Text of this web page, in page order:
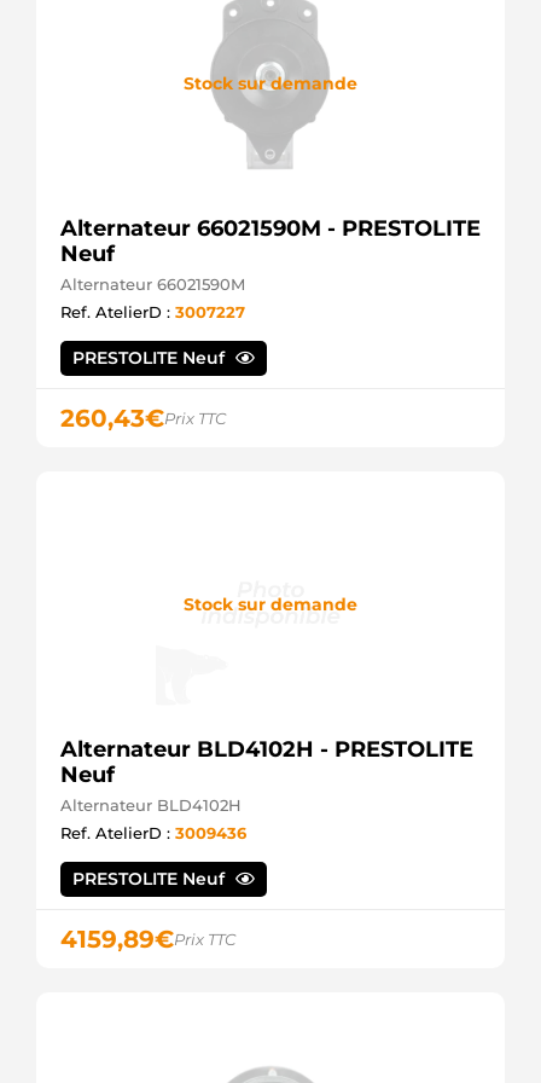
Stock sur demande
Alternateur 66021590M - PRESTOLITE
Neuf
Alternateur 66021590M
Ref. AtelierD : 3007227
PRESTOLITE Neuf
260,43€Prix TTC
Stock sur demande
Alternateur BLD4102H - PRESTOLITE
Neuf
Alternateur BLD4102H
Ref. AtelierD : 3009436
PRESTOLITE Neuf
4159,89€Prix TTC